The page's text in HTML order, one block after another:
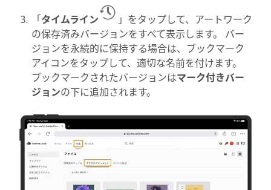
「タイムライン
」をタップして、アートワーク
の保存済みバージョンをすべて表示します。 バー
ジョンを永続的に保持する場合は、ブックマーク
アイコンをタップして、適切な名前を付けます。
ブックマークされたバージョンはマーク付きバー
ジョンの下に追加されます。